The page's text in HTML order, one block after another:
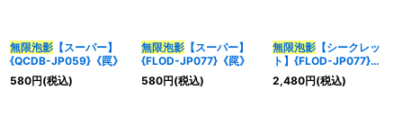
無限泡影 【スーパー】
{QCDB-JP059}《罠》
580円(税込)
無限泡影【スーパー】
{FLOD-JP077}《罠》
580円(税込)
無限泡影【シークレッ
ト】{FLOD-JP077}
《罠》
2,480円(税込)